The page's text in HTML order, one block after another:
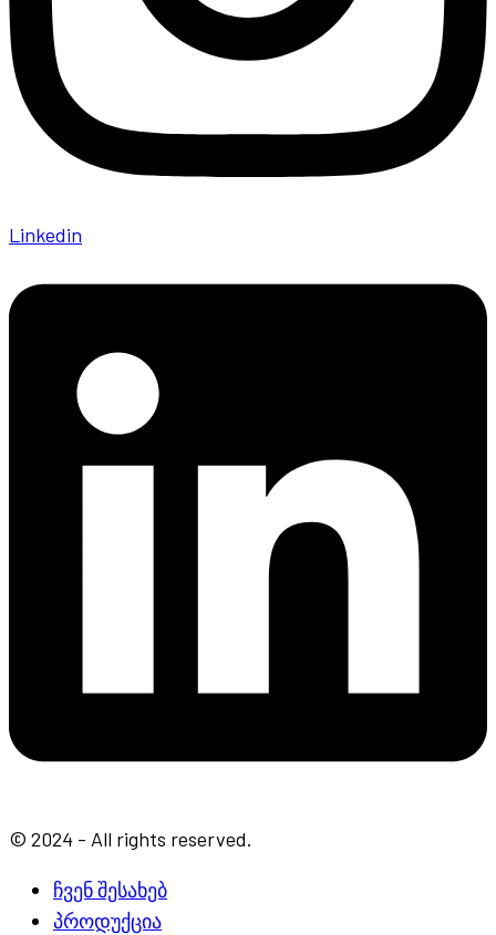
Linkedin
© 2024 - All rights reserved.
ჩვენ შესახებ
პროდუქცია